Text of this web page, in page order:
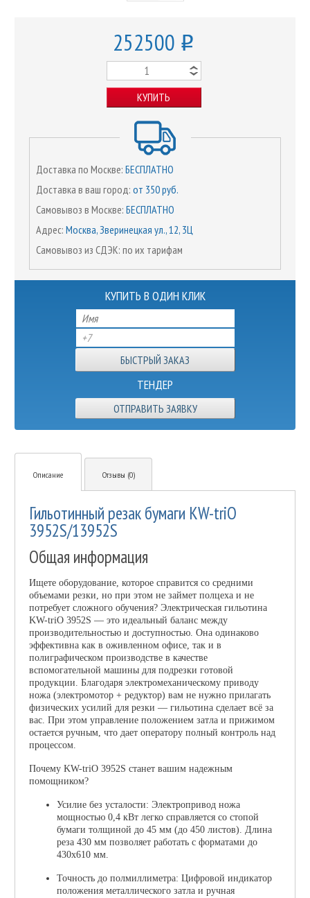
252500 o
КУПИТЬ
Доставка по Москве: БЕСПЛАТНО
Доставка в ваш город: от 350 руб.
Самовывоз в Москве: БЕСПЛАТНО
Адрес: Москва, Зверинецкая ул., 12, 3Ц
Самовывоз из СДЭК: по их тарифам
КУПИТЬ В ОДИН КЛИК
ТЕНДЕР
ОТПРАВИТЬ ЗАЯВКУ
Описание Отзывы (0)
Гильотинный резак бумаги KW-triО
3952S/13952S
Общая информация
Ищете оборудование, которое справится со средними
объемами резки, но при этом не займет полцеха и не
потребует сложного обучения? Электрическая гильотина
KW-triO 3952S — это идеальный баланс между
производительностью и доступностью. Она одинаково
эффективна как в оживленном офисе, так и в
полиграфическом производстве в качестве
вспомогательной машины для подрезки готовой
продукции. Благодаря электромеханическому приводу
ножа (электромотор + редуктор) вам не нужно прилагать
физических усилий для резки — гильотина сделает всё за
вас. При этом управление положением затла и прижимом
остается ручным, что дает оператору полный контроль над
процессом.
Почему KW-triO 3952S станет вашим надежным
помощником?
Усилие без усталости: Электропривод ножа
мощностью 0,4 кВт легко справляется со стопой
бумаги толщиной до 45 мм (до 450 листов). Длина
реза 430 мм позволяет работать с форматами до
430х610 мм.
Точность до полмиллиметра: Цифровой индикатор
положения металлического затла и ручная